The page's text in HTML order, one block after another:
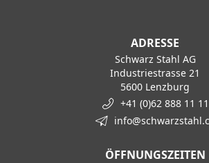
ADRESSE
Schwarz Stahl AG
Industriestrasse 21
5600 Lenzburg
+41 (0)62 888 11 11
ÖFFNUNGSZEITEN